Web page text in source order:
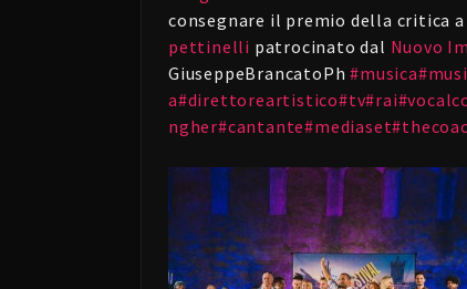
consegnare il premio della critica
pettinelli patrocinato dal Nuovo
GiuseppeBrancatoPh#musica#
a#direttoreartistico#tv#rai#
ngher#cantante#mediaset#